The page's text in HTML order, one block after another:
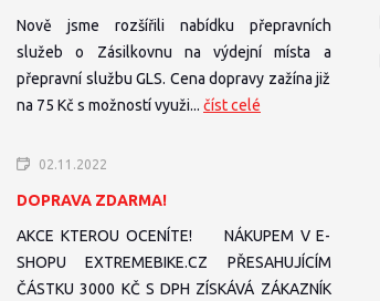
Nově jsme rozšířili nabídku přepravních
služeb o Zásilkovnu na výdejní místa a
přepravní službu GLS. Cena dopravy zažína již
na 75 Kč s možností využi... číst celé
02.11.2022
DOPRAVA ZDARMA!
AKCE KTEROU OCENÍTE! NÁKUPEM V E-
SHOPU EXTREMEBIKE.CZ PŘESAHUJÍCÍM
ČÁSTKU 3000 KČ S DPH ZÍSKÁVÁ ZÁKAZNÍK